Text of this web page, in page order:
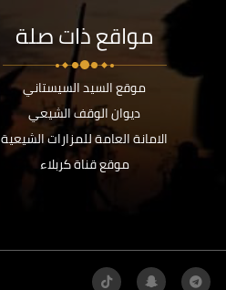
مواقع ذات صلة
موقع السيد السيستاني
ديوان الوقف الشيعي
الامانة العامة للمزارات الشيعية
موقع قناة كربلاء